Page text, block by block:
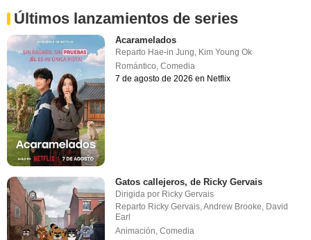
Últimos lanzamientos de series
Acaramelados
Reparto Hae-in Jung, Kim Young Ok
Romántico,Comedia
7 de agosto de 2026 en Netflix
Gatos callejeros, de Ricky Gervais
Dirigida por Ricky Gervais
Reparto Ricky Gervais ,Andrew Brooke David
Earl
Animación ,Comedia